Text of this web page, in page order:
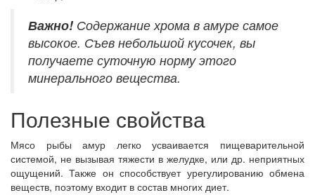
Важно!Содержание хрома в амуре самое
высокое. Съев небольшой кусочек, вы
получаете суточную норму этого
минерального вещества.
Полезные свойства
Мясо рыбы амур легко усваивается пищеварительной
системой, не вызывая тяжести в желудке, или др. неприятных
ощущений. Также он способствует урегулированию обмена
веществ, поэтому входит в состав многих диет.